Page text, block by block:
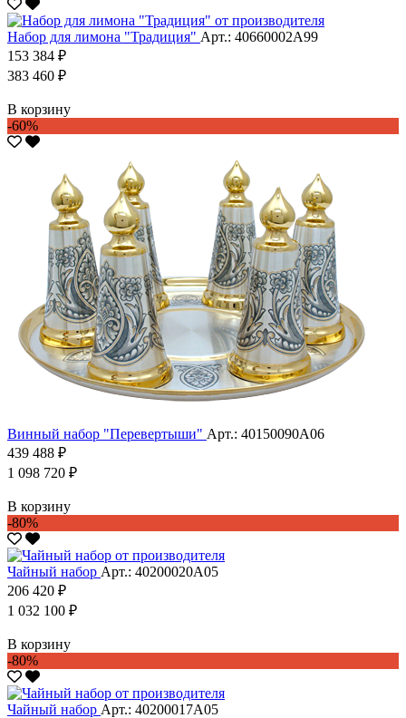
Набор для лимона "Традиция" Арт.: 40660002А99
153 384 ₽
383 460 ₽
В корзину
-60%
Винный набор "Перевертыши" Арт.: 40150090А06
439 488 ₽
1 098 720 ₽
В корзину
-80%
Чайный набор Арт.: 40200020А05
206 420 ₽
1 032 100 ₽
В корзину
-80%
Чайный набор Арт.: 40200017А05